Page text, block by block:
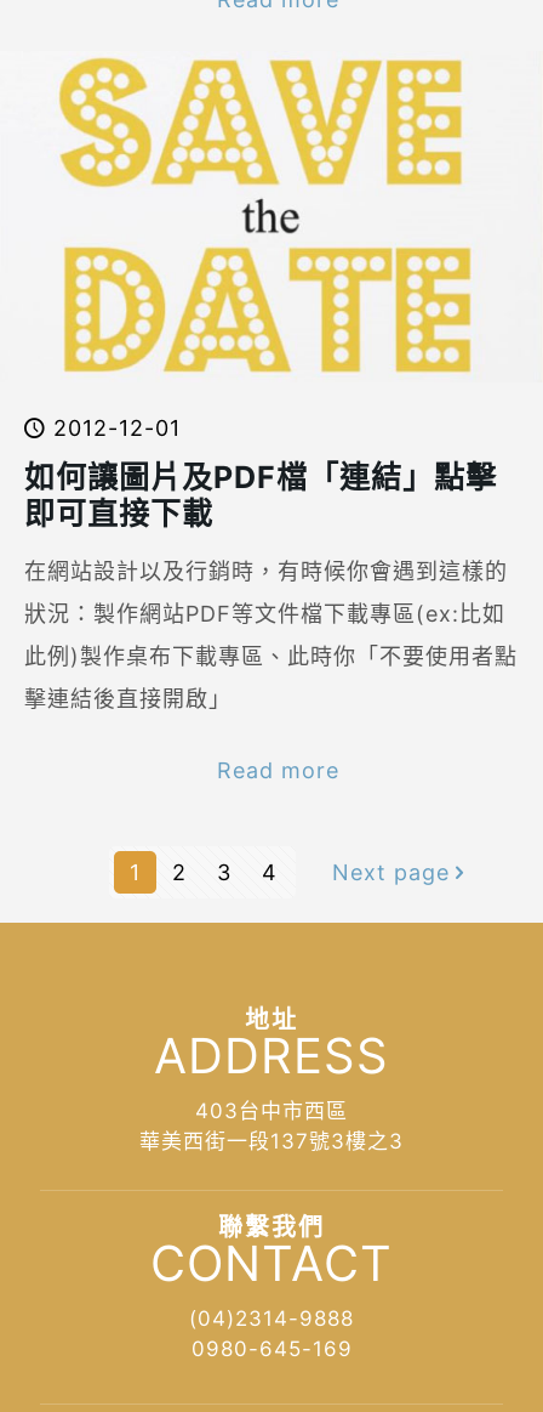
2012-12-01
如何讓圖片及PDF檔「連結」點擊
即可直接下載
在網站設計以及行銷時，有時候你會遇到這樣的
狀況：製作網站PDF等文件檔下載專區(ex:比如
此例)製作桌布下載專區、此時你「不要使用者點
擊連結後直接開啟」
Read more
1 2 3 4 Next page
地址
ADDRESS
403台中市西區
華美西街一段137號3樓之3
聯繫我們
CONTACT
(04)2314-9888
0980-645-169